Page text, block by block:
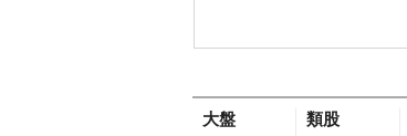
大盤 類股